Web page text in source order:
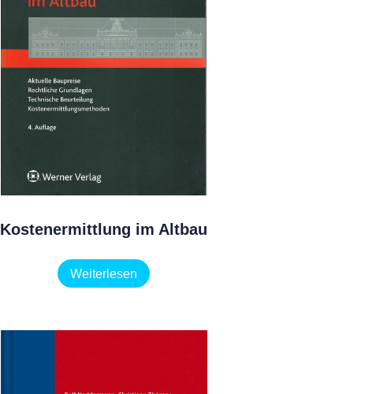
Kostenermittlung im Altbau
Weiterlesen